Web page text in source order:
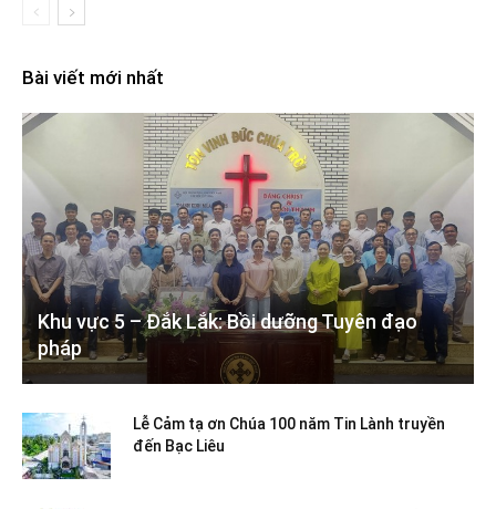
Bài viết mới nhất
Khu vực 5 – Đắk Lắk: Bồi dưỡng Tuyên đạo
pháp
Lễ Cảm tạ ơn Chúa 100 năm Tin Lành truyền
đến Bạc Liêu